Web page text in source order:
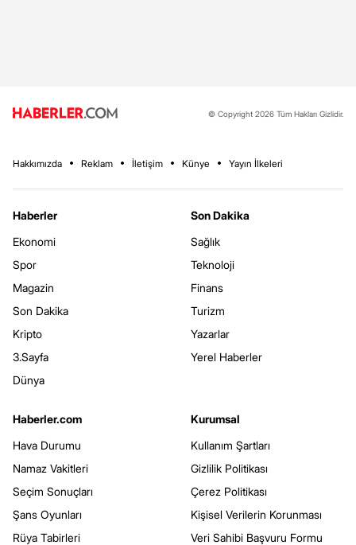
© Copyright 2026 Tüm Hakları Gizlidir.
Hakkımızda Reklam İletişim Künye Yayın İlkeleri
Haberler
Ekonomi
Spor
Magazin
Son Dakika
Kripto
3.Sayfa
Dünya
Son Dakika
Sağlık
Teknoloji
Finans
Turizm
Yazarlar
Yerel Haberler
Haberler.com
Hava Durumu
Namaz Vakitleri
Seçim Sonuçları
Şans Oyunları
Rüya Tabirleri
Kurumsal
Kullanım Şartları
Gizlilik Politikası
Çerez Politikası
Kişisel Verilerin Korunması
Veri Sahibi Başvuru Formu